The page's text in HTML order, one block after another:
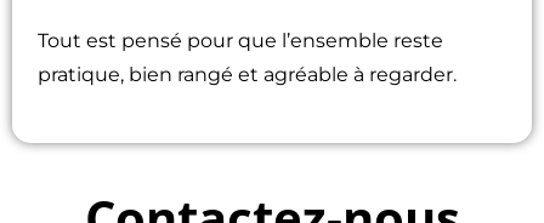
Tout est pensé pour que l’ensemble reste
pratique, bien rangé et agréable à regarder.